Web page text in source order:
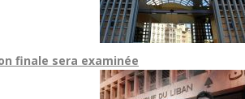
finale sera examinée